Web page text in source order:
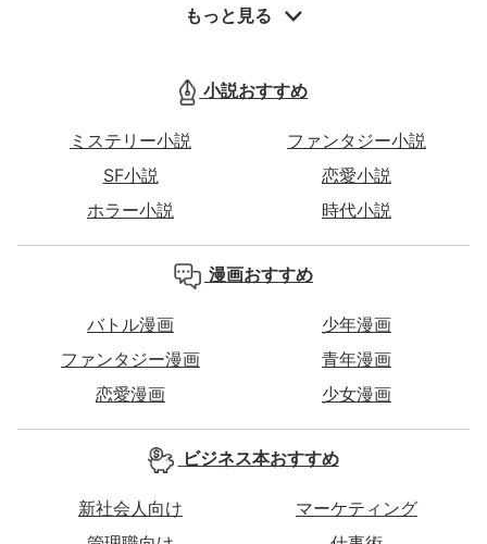
もっと見る
小説おすすめ
ミステリー小説
ファンタジー小説
SF小説
恋愛小説
ホラー小説
時代小説
漫画おすすめ
バトル漫画
少年漫画
ファンタジー漫画
青年漫画
恋愛漫画
少女漫画
ビジネス本おすすめ
新社会人向け
マーケティング